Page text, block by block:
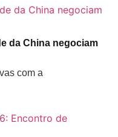
da China negociam
com a